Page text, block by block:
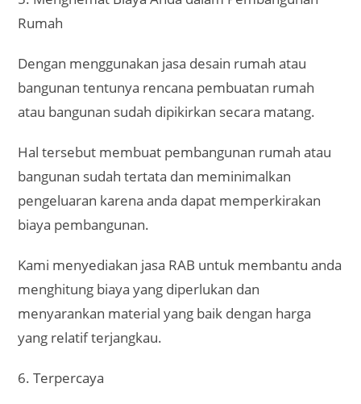
Kami menyediakan jasa RAB untuk membantu anda
menyarankan material yang baik dengan harga
yang relatif terjangkau.
Kami sudah berpengalaman dalam bidang properti
sehingga anda dapat memberikan kepercayaan
pada kami dalam pembuatan desain rumah atau
Kepercayaan anda merupakan sebuah tanggung
jawab untuk kami dalam melayani anda dengan
fasilitas yang kami sediakan.
7. Sudah Melayani Puluhan Klien